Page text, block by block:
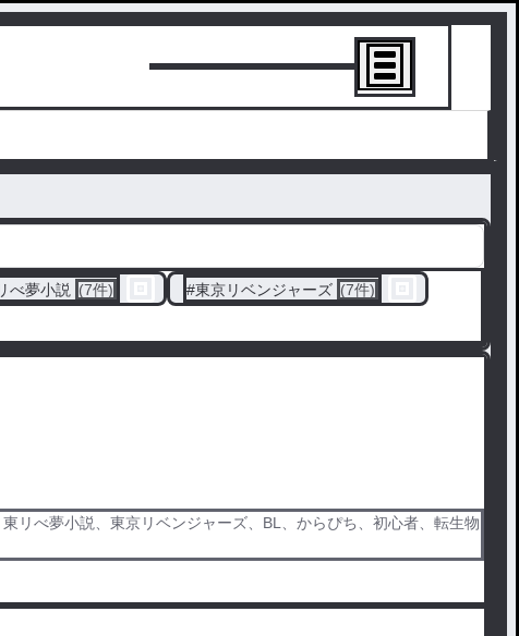
べ夢小説 (7件) #東京リベンジャーズ (7件)
リべ夢小説、東京リベンジャーズ、BL、からぴち、初心者、転生物